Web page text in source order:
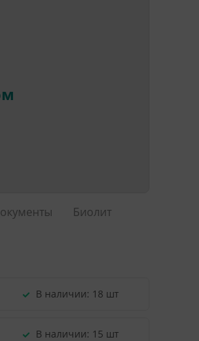
Биолит
В наличии: 18 шт
В наличии: 15 шт